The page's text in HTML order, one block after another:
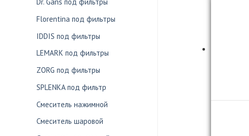
Florentina под фильтры
IDDIS под фильтры
LEMARK под фильтры
ZORG под фильтры
SPLENKA под фильтр
Смеситель нажимной
Смеситель шаровой